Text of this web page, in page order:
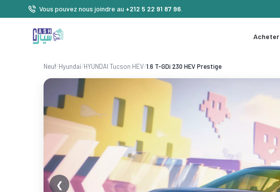
Vous pouvez nous joindre au +212 5 22 91 87 96
Acheter
Neuf/Hyundai/HYUNDAI Tucson HEV/1.6 T-GDi 230 HEV Prestige
❮